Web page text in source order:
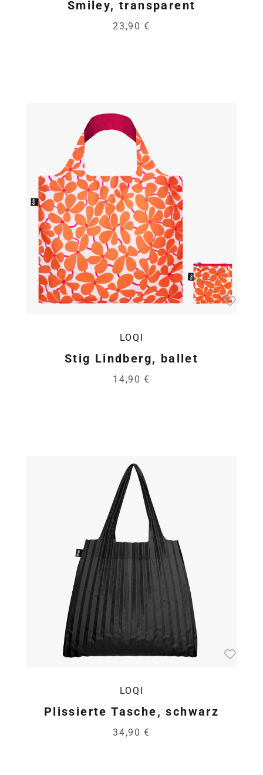
Smiley, transparent
23,90 €
LOQI
Stig Lindberg, ballet
14,90 €
LOQI
Plissierte Tasche, schwarz
34,90 €